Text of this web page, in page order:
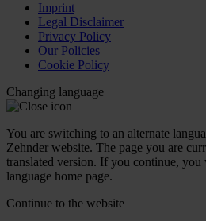
Imprint
Legal Disclaimer
Privacy Policy
Our Policies
Cookie Policy
Changing language
You are switching to an alternate
Zehnder website. The page you are
translated version. If you continue, you
language home page.
Continue to the website